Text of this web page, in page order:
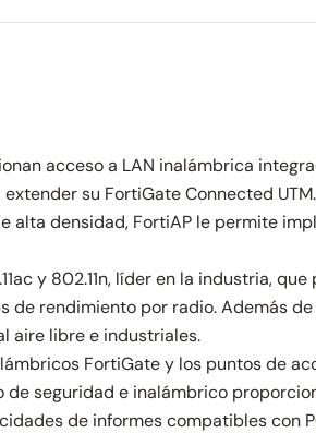
acceso a LAN inalámbrica
su FortiGate Connected
alta densidad, FortiAP le permite
y 802.11n, líder en la industria,
de rendimiento por radio. Además
aire libre e industriales.
FortiGate y los puntos de
seguridad e inalámbrico
de informes compatibles con